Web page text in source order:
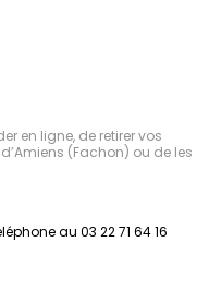
en ligne, de retirer vos
(Fachon) ou de les
au 03 22 71 64 16